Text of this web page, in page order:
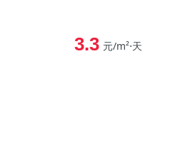
3.3 元/m²⋅天